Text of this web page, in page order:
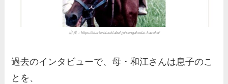
出典：https://starterblacklabel.jp/sengakodai-kazoku/
過去のインタビューで、母・和江さんは息子のこ
とを、